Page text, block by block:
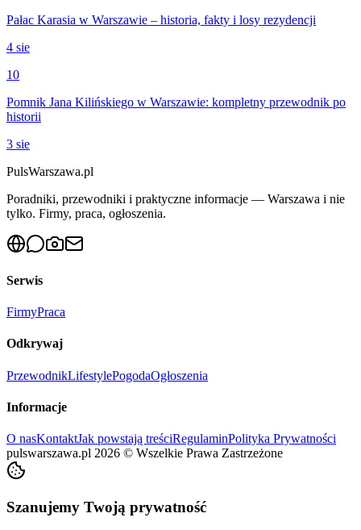
Pałac Karasia w Warszawie – historia, fakty i losy rezydencji
4 sie
10
Pomnik Jana Kilińskiego w Warszawie: kompletny przewodnik po
historii
3 sie
PulsWarszawa.pl
Poradniki, przewodniki i praktyczne informacje — Warszawa i nie
tylko. Firmy, praca, ogłoszenia.
Serwis
FirmyPraca
Odkrywaj
PrzewodnikLifestylePogodaOgłoszenia
Informacje
O nasKontaktJak powstają treściRegulaminPolityka Prywatności
pulswarszawa.pl 2026 © Wszelkie Prawa Zastrzeżone
Szanujemy Twoją prywatność